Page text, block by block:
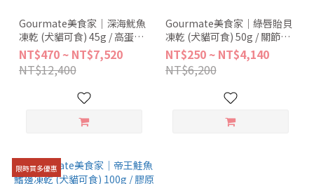
Gourmate美食家｜深海魷魚
凍乾 (犬貓可食) 45g / 高蛋白
低脂．訓練零食
NT$470 ~ NT$7,520
NT$12,400
Gourmate美食家｜綠唇貽貝
凍乾 (犬貓可食) 50g / 關節保
健．純淨超級食物
NT$250 ~ NT$4,140
NT$6,200
限時買多優惠